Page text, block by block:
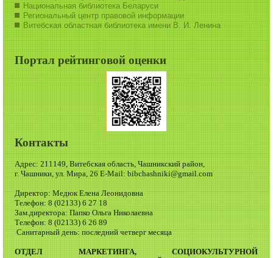
Национальная библиотека Беларуси
Региональный центр правовой информации
Витебская областная библиотека имени В. И. Ленина
Портал рейтинговой оценки
Контакты
Адрес: 211149, Витебская область, Чашникский район,
г. Чашники, ул. Мира, 26 E-Mail: bibchashniki@gmail.com
Директор: Медюк Елена Леонидовна
Телефон: 8 (02133) 6 27 18
Зам.директора: Папко Ольга Николаевна
Телефон: 8 (02133) 6 26 89
Санитарный день: последний четверг месяца
ОТДЕЛ МАРКЕТИНГА, СОЦИОКУЛЬТУРНОЙ